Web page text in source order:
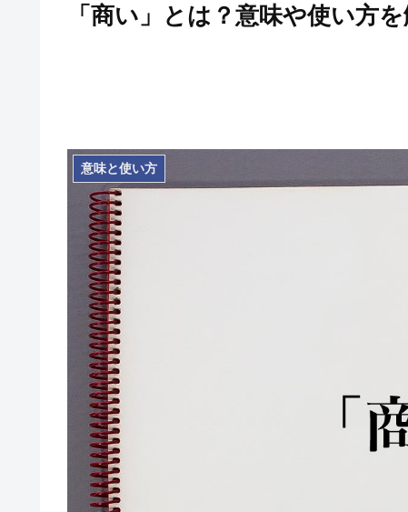
「商い」とは？意味や使い方
意味と使い方